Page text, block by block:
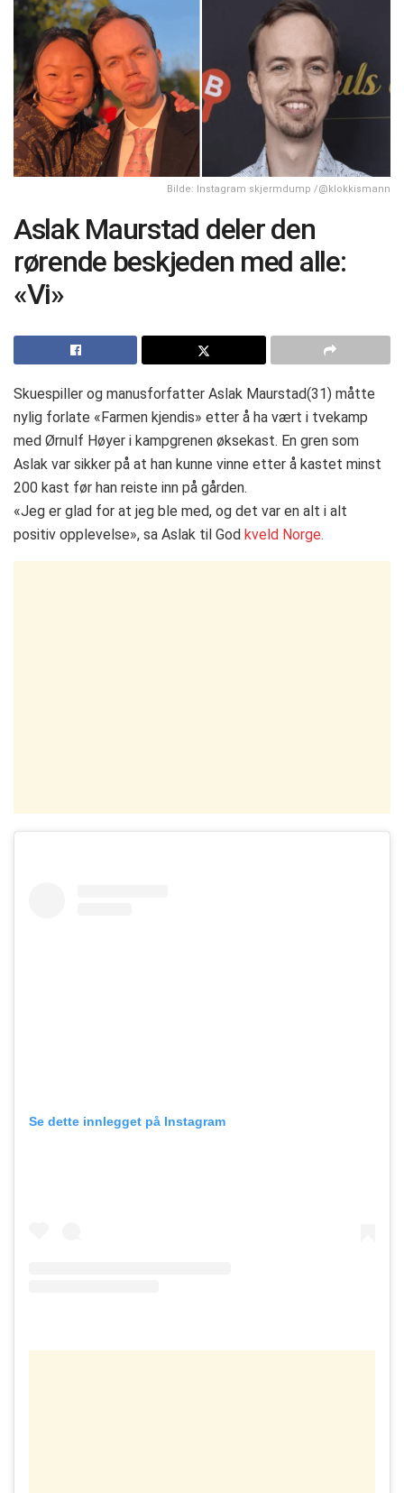
Bilde: Instagram skjermdump /@klokkismann
Aslak Maurstad deler den
rørende beskjeden med alle:
«Vi»
Skuespiller og manusforfatter Aslak Maurstad(31) måtte
nylig forlate «Farmen kjendis» etter å ha vært i tvekamp
med Ørnulf Høyer i kampgrenen øksekast. En gren som
Aslak var sikker på at han kunne vinne etter å kastet minst
200 kast før han reiste inn på gården.
«Jeg er glad for at jeg ble med, og det var en alt i alt
positiv opplevelse», sa Aslak til God kveld Norge.
Se dette innlegget på Instagram